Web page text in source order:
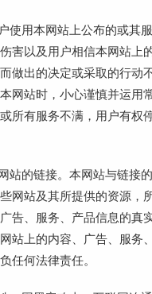
使用本网站上公布的或其
害以及用户相信本网站上
做出的决定或采取的行动
网站时，小心谨慎并运用
所有服务不满，用户有权
站的链接。本网站与链接
网站及其所提供的资源，
告、服务、产品信息的真
站上的内容、广告、服务
任何法律责任。